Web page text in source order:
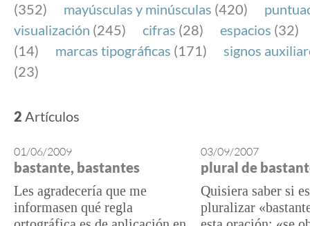
(352)
mayúsculas y minúsculas (420)
visualización (245) cifras (28) espacios (32)
(14)
marcas tipográficas (171)
signos
(23)
2 Artículos
01/06/2009
bastante, bastantes
Les agradecería que me
informasen qué regla
03/09/2007
plural de
Quisiera saber si
pluralizar